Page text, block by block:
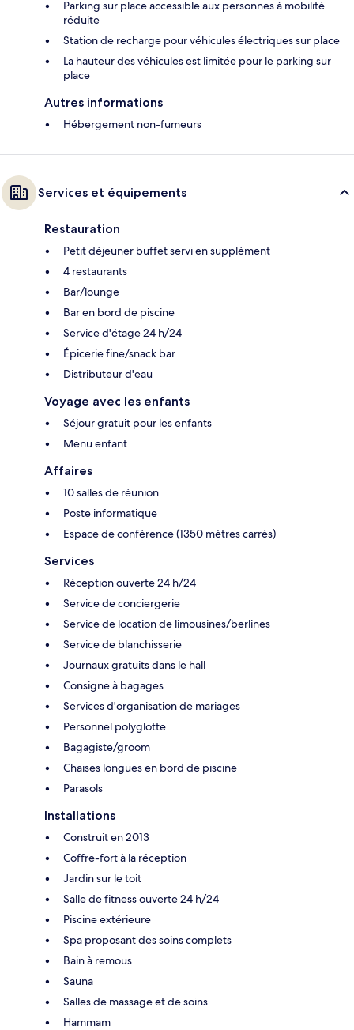
Parking sur place accessible aux personnes à mobilité
réduite
Station de recharge pour véhicules électriques sur place
La hauteur des véhicules est limitée pour le parking sur
place
Autres informations
Hébergement non-fumeurs
Services et équipements
Restauration
Petit déjeuner buffet servi en supplément
4 restaurants
Bar/lounge
Bar en bord de piscine
Service d'étage 24 h/24
Épicerie fine/snack bar
Distributeur d'eau
Voyage avec les enfants
Séjour gratuit pour les enfants
Menu enfant
Affaires
10 salles de réunion
Poste informatique
Espace de conférence (1350 mètres carrés)
Services
Réception ouverte 24 h/24
Service de conciergerie
Service de location de limousines/berlines
Service de blanchisserie
Journaux gratuits dans le hall
Consigne à bagages
Services d'organisation de mariages
Personnel polyglotte
Bagagiste/groom
Chaises longues en bord de piscine
Parasols
Installations
Construit en 2013
Coffre-fort à la réception
Jardin sur le toit
Salle de fitness ouverte 24 h/24
Piscine extérieure
Spa proposant des soins complets
Bain à remous
Sauna
Salles de massage et de soins
Hammam